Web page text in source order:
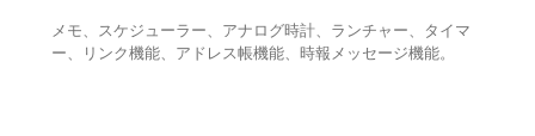
メモ、スケジューラー、アナログ時計、ランチャー、タイマ
ー、リンク機能、アドレス帳機能、時報メッセージ機能。